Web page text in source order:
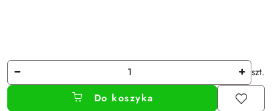
Ilość
szt.
Do koszyka